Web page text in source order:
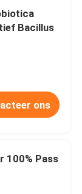
Bacillus
ons
100% Pass